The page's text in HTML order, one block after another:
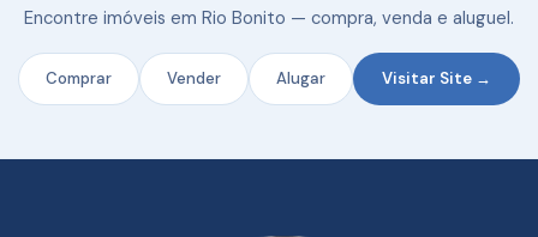
Encontre imóveis em Rio Bonito — compra, venda e aluguel.
Comprar Vender Alugar Visitar Site →